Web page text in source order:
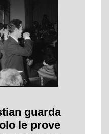
guarda
le prove